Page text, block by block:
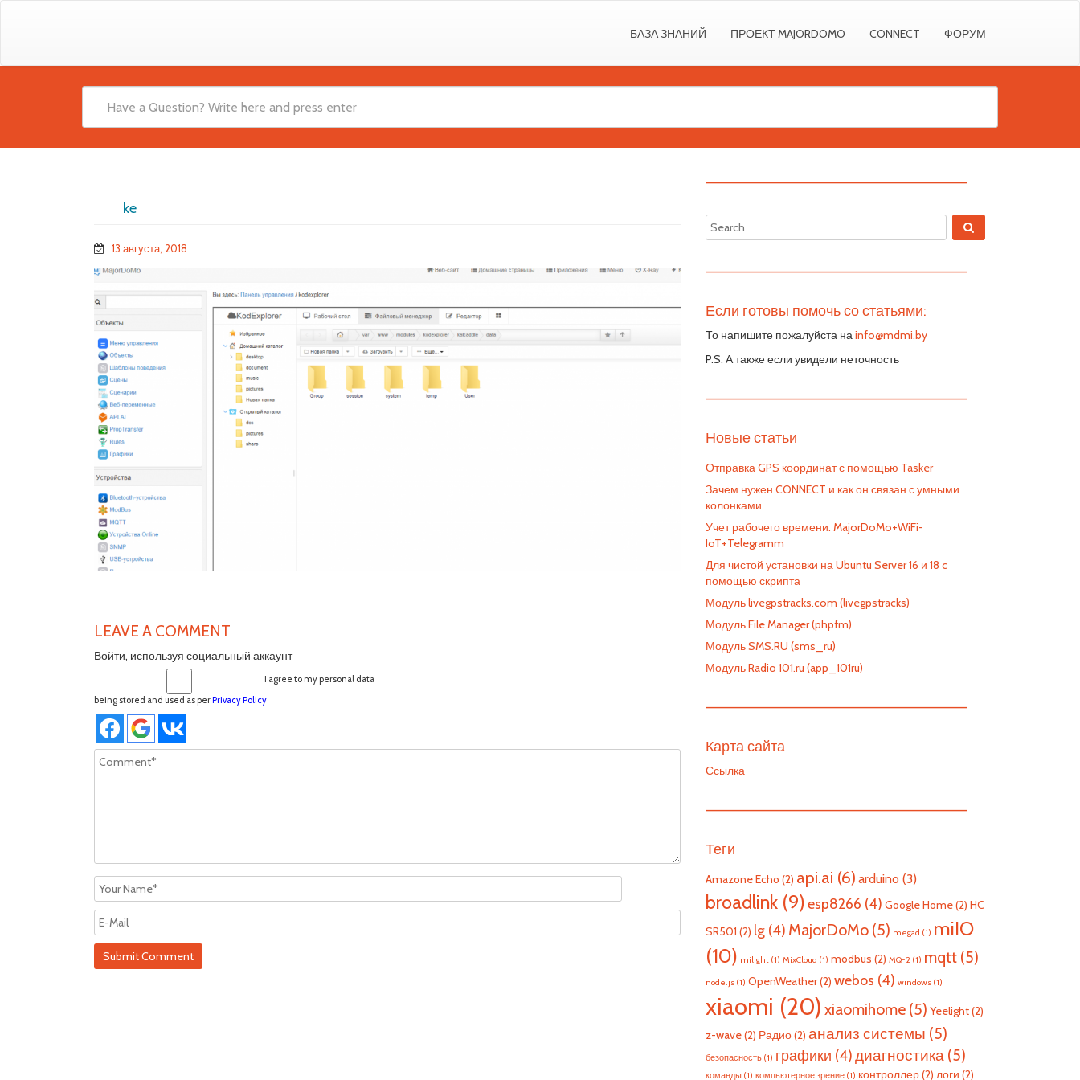
БАЗА ЗНАНИЙ ПРОЕКТ MAJORDOMO CONNECT ФОРУМ
ke
13 августа, 2018
LEAVE A COMMENT
Войти, используя социальный аккаунт
I agree to my personal data
being stored and used as perPrivacy Policy
—————————————————————————
—————————————————————————
Если готовы помочь со статьями:
То напишите пожалуйста наinfo@mdmi.by
P.S. А также если увидели неточность
—————————————————————————
Новые статьи
Отправка GPS координат с помощью Tasker
Зачем нужен CONNECT и как он связан с умными
колонками
Учет рабочего времени. MajorDoMo+WiFi-
IoT+Telegramm
Для чистой установки на Ubuntu Server 16 и 18 c
помощью скрипта
Модуль livegpstracks.com (livegpstracks)
Модуль File Manager (phpfm)
Модуль SMS.RU (sms_ru)
Модуль Radio 101.ru (app_101ru)
—————————————————————————
Карта сайта
Ссылка
—————————————————————————
Теги
Amazone Echo (2) api.ai (6) arduino (3)
broadlink (9)esp8266 (4) Google Home(2) HC
SR501 (2) lg (4) MajorDoMo (5) megad (1) miIO
(10) milight (1) MixCloud (1) modbus (2) MQ-2 (1) mqtt (5)
node.js (1) OpenWeather(2) webos (4) windows (1)
xiaomi (20) xiaomihome (5) Yeelight(2)
z-wave(2) Радио(2) анализ системы (5)
безопасность (1) графики (4)диагностика (5)
команды (1) компьютерное зрение (1) контроллер(2) логи (2)